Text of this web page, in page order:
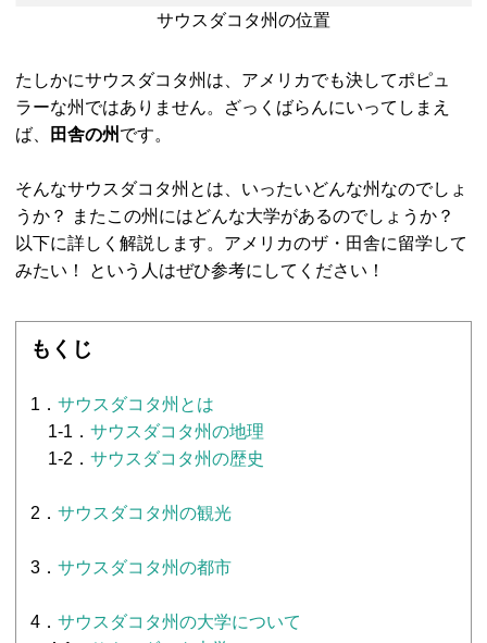
サウスダコタ州の位置
たしかにサウスダコタ州は、アメリカでも決してポピュ
ラーな州ではありません。ざっくばらんにいってしまえ
ば、
田舎の州 です。
そんなサウスダコタ州とは、いったいどんな州なのでしょ
うか？ またこの州にはどんな大学があるのでしょうか？
以下に詳しく解説します。アメリカのザ・田舎に留学して
みたい！ という人はぜひ参考にしてください！
もくじ
1． サウスダコタ州とは
1-1． サウスダコタ州の地理
1-2． サウスダコタ州の歴史
2． サウスダコタ州の観光
3． サウスダコタ州の都市
4． サウスダコタ州の大学について